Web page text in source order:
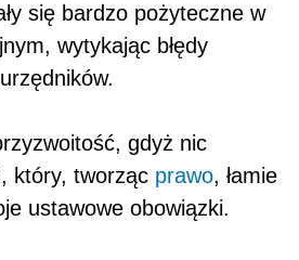
się bardzo pożyteczne w
wytykając błędy
gdyż nic
który, tworząc prawo, łamie
ustawowe obowiązki.